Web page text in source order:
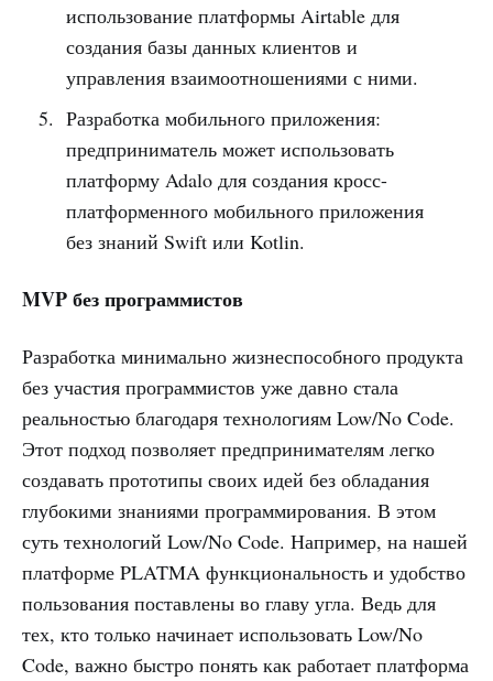
использование платформы Airtable для
создания базы данных клиентов и
управления взаимоотношениями с ними.
Разработка мобильного приложения:
предприниматель может использовать
платформу Adalo для создания кросс-
платформенного мобильного приложения
без знаний Swift или Kotlin.
MVP без программистов
Разработка минимально жизнеспособного продукта
без участия программистов уже давно стала
реальностью благодаря технологиям Low/No Code.
Этот подход позволяет предпринимателям легко
создавать прототипы своих идей без обладания
глубокими знаниями программирования. В этом
суть технологий Low/No Code. Например, на нашей
платформе PLATMA функциональность и удобство
пользования поставлены во главу угла. Ведь для
тех, кто только начинает использовать Low/No
Code, важно быстро понять как работает платформа